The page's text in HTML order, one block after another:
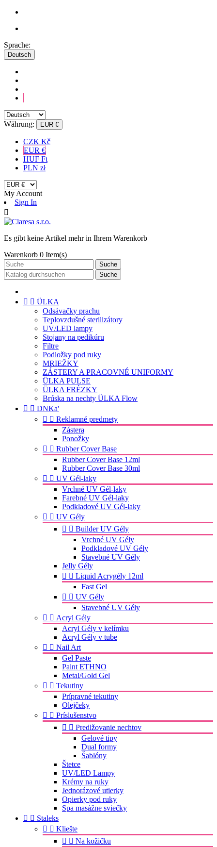
Sprache:
Deutsch
Währung: EUR €
CZK Kč
EUR €
HUF Ft
PLN zł
My Account
Sign In

Es gibt keine Artikel mehr in Ihrem Warenkorb
Warenkorb 0 Item(s)
Suche
Suche
  ÜLKA
Odsávačky prachu
Teplovzdušné sterilizátory
UV/LED lampy
Stojany na pedikúru
Filtre
Podložky pod ruky
MRIEŽKY
ZÁSTERY A PRACOVNÉ UNIFORMY
ÜLKA PULSE
ÜLKA FRÉZKY
Brúska na nechty ÜLKA Flow
  DNKa'
  Reklamné predmety
Zástera
Ponožky
  Rubber Cover Base
Rubber Cover Base 12ml
Rubber Cover Base 30ml
  UV Gél-laky
Vrchné UV Gél-laky
Farebné UV Gél-laky
Podkladové UV Gél-laky
  UV Gély
  Builder UV Gély
Vrchné UV Gély
Podkladové UV Gély
Stavebné UV Gély
Jelly Gély
  Liquid Acrygély 12ml
Fast Gel
  UV Gély
Stavebné UV Gély
  Acryl Gély
Acryl Gély v kelímku
Acryl Gély v tube
  Nail Art
Gel Paste
Paint ETHNO
Metal/Gold Gel
  Tekutiny
Prípravné tekutiny
Olejčeky
  Príslušenstvo
  Predlžovanie nechtov
Gelové tipy
Dual formy
Šablóny
Štetce
UV/LED Lampy
Krémy na ruky
Jednorázové utierky
Opierky pod ruky
Spa masážne sviečky
  Staleks
  Kliešte
  Na kožičku